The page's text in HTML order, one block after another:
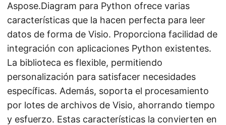
Aspose.Diagram para Python ofrece varias
características que la hacen perfecta para leer
datos de forma de Visio. Proporciona facilidad de
integración con aplicaciones Python existentes.
La biblioteca es flexible, permitiendo
personalización para satisfacer necesidades
específicas. Además, soporta el procesamiento
por lotes de archivos de Visio, ahorrando tiempo
y esfuerzo. Estas características la convierten en